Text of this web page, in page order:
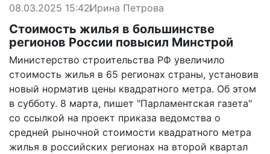
08.03.2025 15:42Ирина Петрова
Стоимость жилья в большинстве
регионов России повысил Минстрой
Министерство строительства РФ увеличило
стоимость жилья в 65 регионах страны, установив
новый норматив цены квадратного метра. Об этом
в субботу. 8 марта, пишет "Парламентская газета"
со ссылкой на проект приказа ведомства о
средней рыночной стоимости квадратного метра
жилья в российских регионах на второй квартал